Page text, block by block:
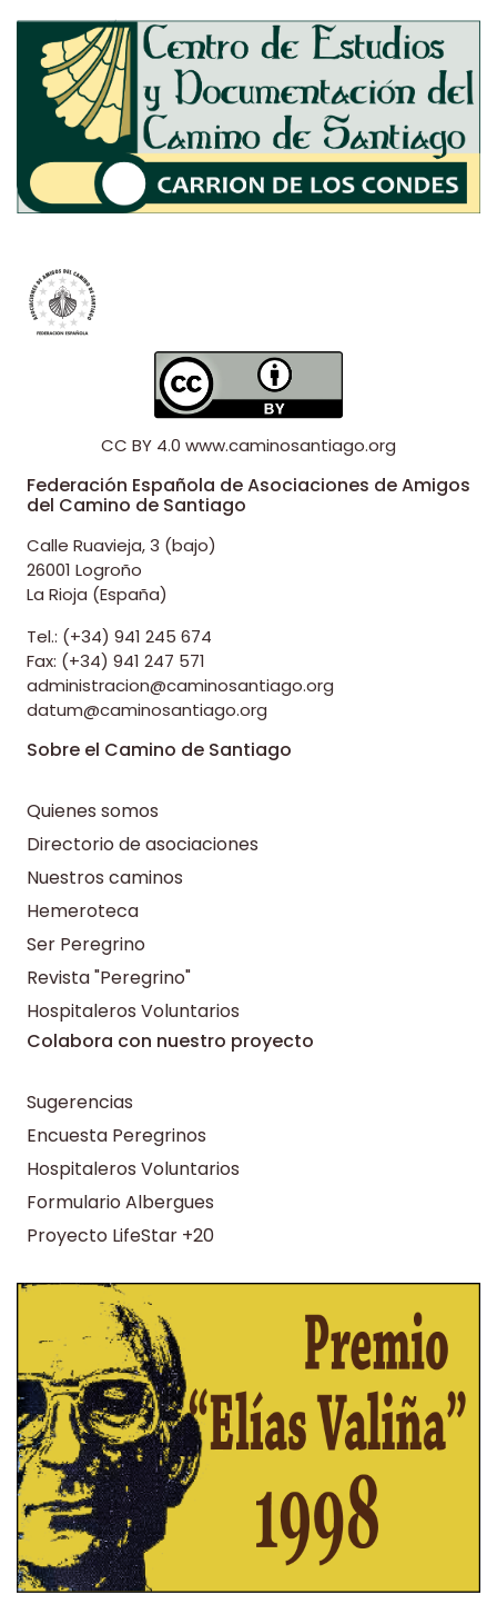
CC BY 4.0 www.caminosantiago.org
Federación Española de Asociaciones de Amigos
del Camino de Santiago
Calle Ruavieja, 3 (bajo)
26001 Logroño
La Rioja (España)
Tel.: (+34) 941 245 674
Fax: (+34) 941 247 571
administracion@caminosantiago.org
datum@caminosantiago.org
Sobre el Camino de Santiago
Quienes somos
Directorio de asociaciones
Nuestros caminos
Hemeroteca
Ser Peregrino
Revista "Peregrino"
Hospitaleros Voluntarios
Colabora con nuestro proyecto
Sugerencias
Encuesta Peregrinos
Hospitaleros Voluntarios
Formulario Albergues
Proyecto LifeStar +20